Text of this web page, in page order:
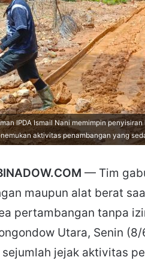
IPDA Ismail Nani memimpin
aktivitas penambangan yang
— Tim
maupun alat berat
pertambangan tanpa
Utara, Senin
jejak aktivitas